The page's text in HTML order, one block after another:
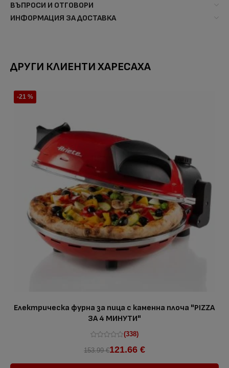
ВЪПРОСИ И ОТГОВОРИ
ИНФОРМАЦИЯ ЗА ДОСТАВКА
ДРУГИ КЛИЕНТИ ХАРЕСАХА
-21 %
Електрическа фурна за пица с каменна плоча "PIZZA
ЗА 4 МИНУТИ"
(338)
153.99 €121.66 €